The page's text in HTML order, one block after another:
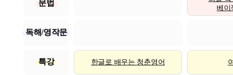
문법
베이
독해/영작문
특강 한글로 배우는 청춘영어